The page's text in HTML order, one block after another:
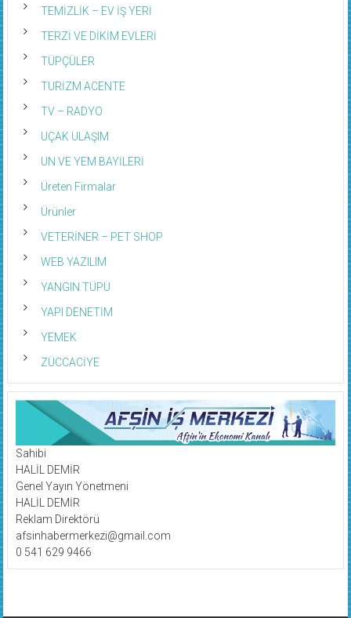
TEMİZLİK – EV İŞ YERİ
TERZİ VE DİKİM EVLERİ
TÜPÇÜLER
TURİZM ACENTE
TV – RADYO
UÇAK ULAŞIM
UN VE YEM BAYİLERİ
Üreten Firmalar
Ürünler
VETERİNER – PET SHOP
WEB YAZILIM
YANGIN TÜPÜ
YAPI DENETİM
YEMEK
ZÜCCACİYE
Sahibi
HALİL DEMİR
Genel Yayın Yönetmeni
HALİL DEMİR
Reklam Direktörü
afsinhabermerkezi@gmail.com
0 541 629 9466